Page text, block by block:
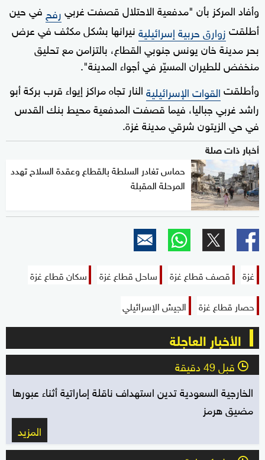
وأفاد المركز بأن "مدفعية الاحتلال قصفت غربيرفح في حين
أطلقتزوارق حربية إسرائيليةنيرانها بشكل مكثف في عرض
بحر مدينة خان يونس جنوبي القطاع، بالتزامن مع تحليق
منخفض للطيران المسيّر في أجواء المدينة".
وأطلقتالقوات الإسرائيليةالنار تجاه مراكز إيواء قرب بركة أبو
راشد غربي جباليا، فيما قصفت المدفعية محيط بنك القدس
في حي الزيتون شرقي مدينة غزة.
أخبار ذات صلة
حماس تغادر السلطة بالقطاع وعقدة السلاح تهدد
المرحلة المقبلة
غزة قصف قطاع غزة ساحل قطاع غزة
سكان قطاع غزة
حصار قطاع غزة
الجيش الإسرائيلي
الأخبار العاجلة
l قبل 49 دقيقة
الخارجية السعودية تدين استهداف ناقلة إماراتية أثناء عبورها
مضيق هرمز
المزيد